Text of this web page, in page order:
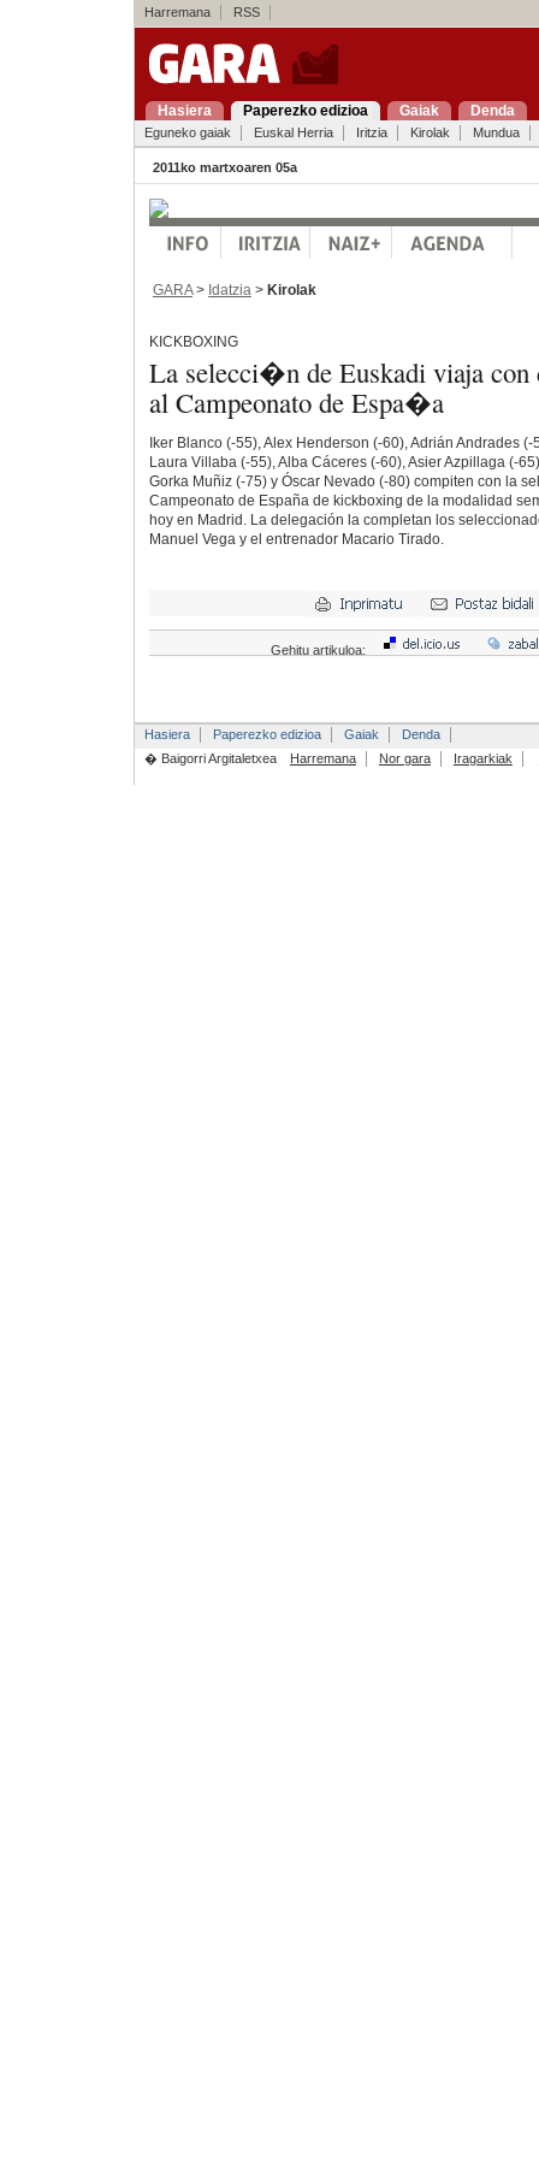
Harremana RSS
Hasiera Paperezko edizioa Gaiak Denda
Eguneko gaiak Euskal Herria Iritzia Kirolak Mundua
2011ko martxoaren 05a
GARA> Idatzia > Kirolak
KICKBOXING
La selecci�n de Euskadi viaja con
al Campeonato de Espa�a
Iker Blanco (-55), Alex Henderson (-60), Adrián Andrades
Laura Villaba (-55), Alba Cáceres (-60), Asier Azpillaga (-
Gorka Muñiz (-75) y Óscar Nevado (-80) compiten con la
Campeonato de España de kickboxing de la modalidad
hoy en Madrid. La delegación la completan los
Manuel Vega y el entrenador Macario Tirado.
Gehitu artikuloa:
Hasiera Paperezko edizioa Gaiak
Denda
� Baigorri Argitaletxea
Harremana Nor gara Iragarkiak